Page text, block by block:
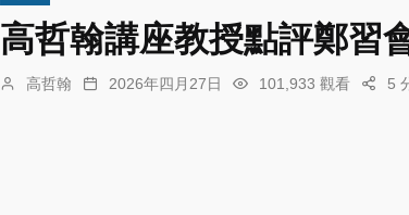
高哲翰講座教授點評鄭習
高哲翰 2026年四月27日 101,933 觀看 5